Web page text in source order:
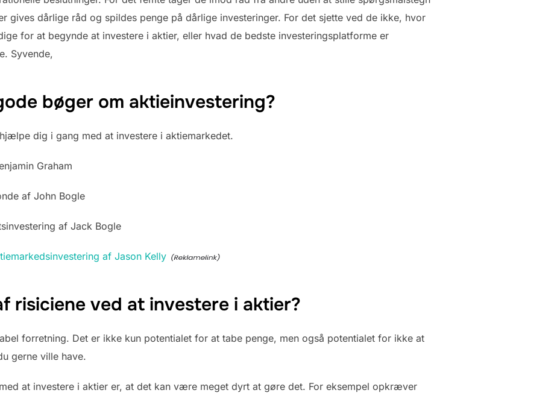
gives dårlige råd og spildes penge på dårlige investeringer. For det sjette ved de ikke, hvor
for at begynde at investere i aktier, eller hvad de bedste investeringsplatforme er
Syvende,
bøger om aktieinvestering?
dig i gang med at investere i aktiemarkedet.
Graham
af John Bogle
af Jack Bogle
af Jason Kelly
risiciene ved at investere i aktier?
forretning. Det er ikke kun potentialet for at tabe penge, men også potentialet for ikke at
gerne ville have.
at investere i aktier er, at det kan være meget dyrt at gøre det. For eksempel opkræver